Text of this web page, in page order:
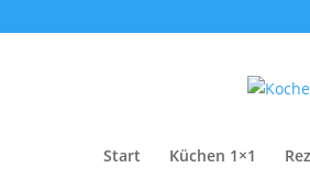
Start Küchen 1×1